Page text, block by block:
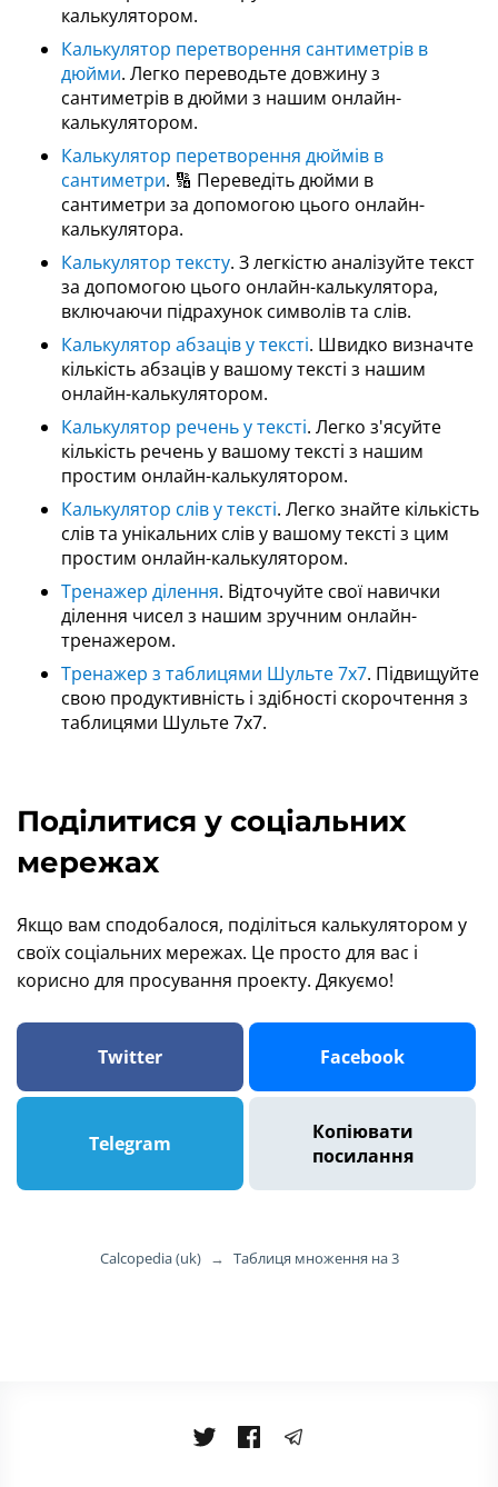
калькулятором.
Калькулятор перетворення сантиметрів в
дюйми. Легко переводьте довжину з
сантиметрів в дюйми з нашим онлайн-
калькулятором.
Калькулятор перетворення дюймів в
сантиметри. 🔢 Переведіть дюйми в
сантиметри за допомогою цього онлайн-
калькулятора.
Калькулятор тексту. З легкістю аналізуйте текст
за допомогою цього онлайн-калькулятора,
включаючи підрахунок символів та слів.
Калькулятор абзаців у тексті. Швидко визначте
кількість абзаців у вашому тексті з нашим
онлайн-калькулятором.
Калькулятор речень у тексті. Легко з'ясуйте
кількість речень у вашому тексті з нашим
простим онлайн-калькулятором.
Калькулятор слів у тексті. Легко знайте кількість
слів та унікальних слів у вашому тексті з цим
простим онлайн-калькулятором.
Тренажер ділення. Відточуйте свої навички
ділення чисел з нашим зручним онлайн-
тренажером.
Тренажер з таблицями Шульте 7x7. Підвищуйте
свою продуктивність і здібності скорочтення з
таблицями Шульте 7x7.
Поділитися у соціальних
мережах
Якщо вам сподобалося, поділіться калькулятором у
своїх соціальних мережах. Це просто для вас і
корисно для просування проекту. Дякуємо!
Twitter Facebook
Telegram
Копіювати
посилання
Calcopedia (uk) → Таблиця множення на 3